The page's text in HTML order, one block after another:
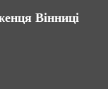
Вінниці